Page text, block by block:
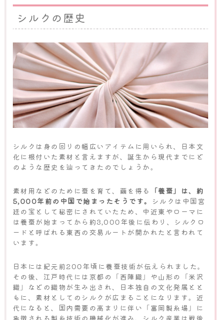
シルクの歴史
シルクは身の回りの幅広いアイテムに用いられ、日本文
化に根付いた素材と言えますが、誕生から現代までにど
のような歴史を辿ってきたのでしょうか。
素材用などのために蚕を育て、繭を得る
「養蚕」は、約
5,000年前の中国で始まったそうです。
シルクは中国宮
廷の宝として秘密にされていたため、中近東やローマに
は養蚕が始まってから約3,000年後に伝わり、シルクロ
ードと呼ばれる東西の交易ルートが開かれたと言われて
います。
日本には紀元前200年頃に養蚕技術が伝えられました。
その後、江戸時代には京都の「西陣織」や山形の「米沢
織」などの織物が生み出され、日本独自の文化発展とと
もに、素材としてのシルクが広まることになります。近
代になると、国内需要の高まりに伴い「富岡製糸場」に